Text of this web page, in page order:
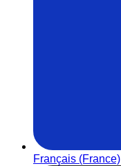
Français (France)